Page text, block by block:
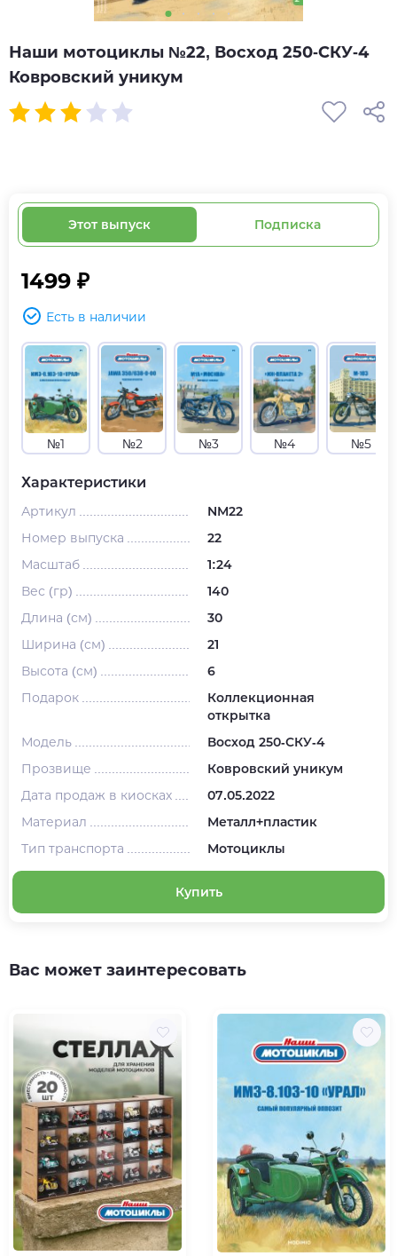
Наши мотоциклы №22, Восход 250-СКУ-4
Ковровский уникум
Этот выпуск Подписка
1499 ₽
Есть в наличии
№1 №2 №3 №4 №5
Характеристики
Артикул
NM22
Номер выпуска
22
Масштаб
1:24
Вес (гр)
140
Длина (см)
30
Ширина (см)
21
Высота (см)
6
Подарок
Коллекционная
открытка
Модель
Восход 250-СКУ-4
Прозвище
Ковровский уникум
Дата продаж в киосках
07.05.2022
Материал
Металл+пластик
Тип транспорта
Мотоциклы
Купить
Вас может заинтересовать